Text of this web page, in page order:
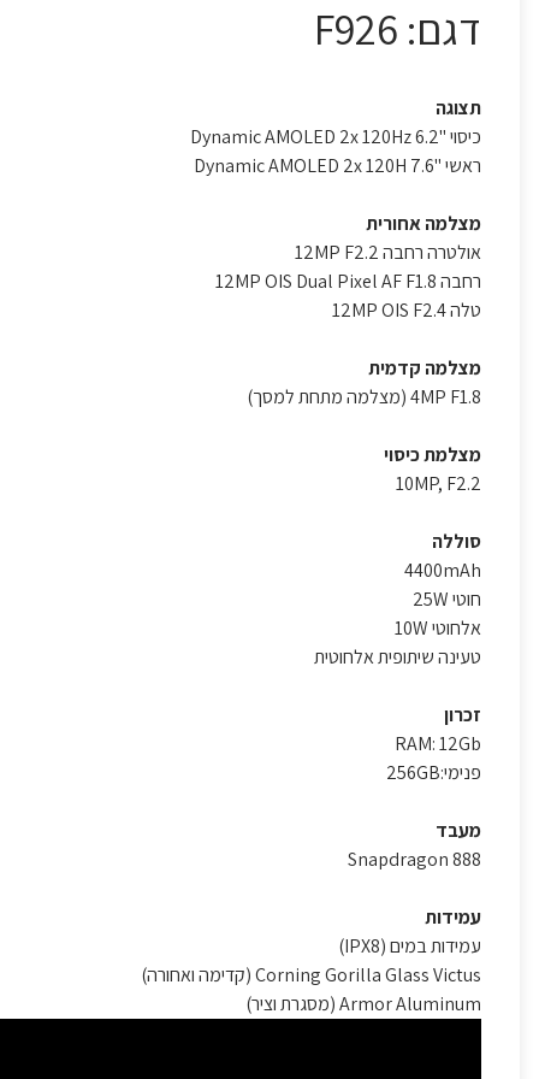
דגם: F926
תצוגה
כיסוי "6.2 Dynamic AMOLED 2x 120Hz
ראשי "7.6 Dynamic AMOLED 2x 120H
מצלמה אחורית
אולטרה רחבה 12MP F2.2
רחבה 12MP OIS Dual Pixel AF F1.8
טלה 12MP OIS F2.4
מצלמה קדמית
4MP F1.8 (מצלמה מתחת למסך)
מצלמת כיסוי
10MP, F2.2
סוללה
4400mAh
חוטי 25W
אלחוטי 10W
טעינה שיתופית אלחוטית
זכרון
RAM: 12Gb
פנימי:256GB
מעבד
Snapdragon 888
עמידות
עמידות במים (IPX8)
Corning Gorilla Glass Victus (קדימה ואחורה)
Armor Aluminum (מסגרת וציר)